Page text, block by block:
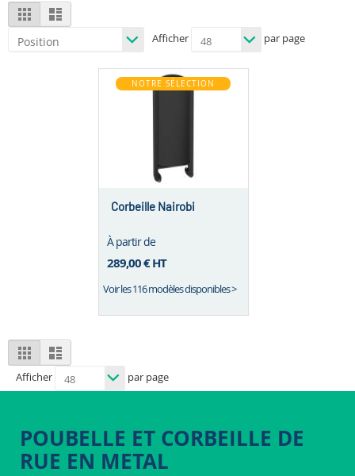
View
as
Grid List
Afficher par page
NOTRE SÉLECTION
Corbeille Nairobi
À partir de
289,00 €HT
Voir les 116 modèles disponibles >
View
as
Grid List
Afficher par page
POUBELLE ET CORBEILLE DE
RUE EN METAL